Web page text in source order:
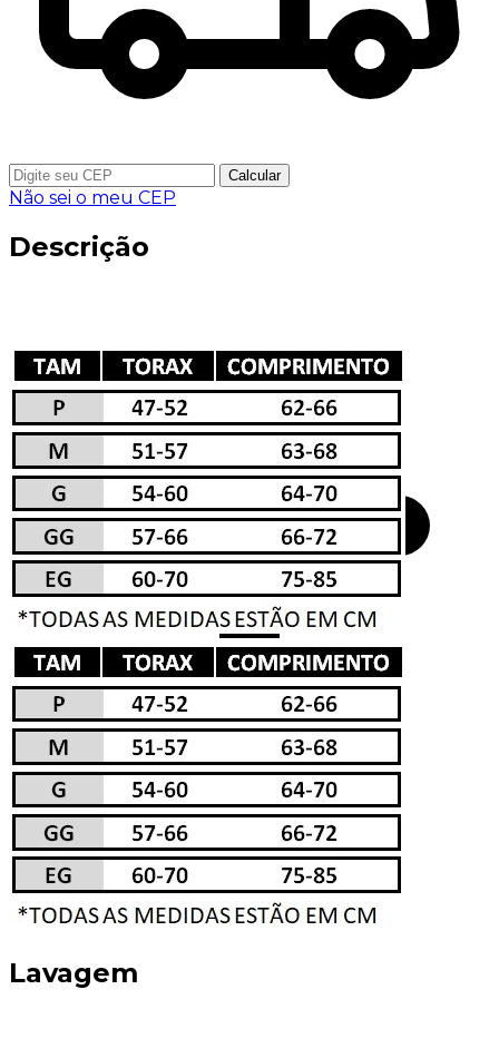
Calcular
Não sei o meu CEP
Descrição
Lavagem